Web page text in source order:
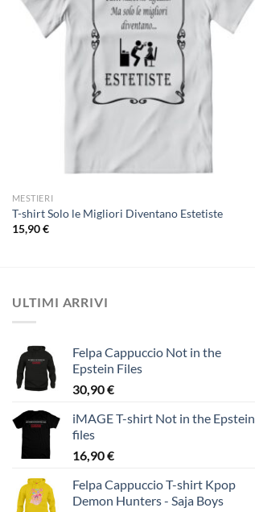
MESTIERI
T-shirt Solo le Migliori Diventano Estetiste
15,90€
ULTIMI ARRIVI
Felpa Cappuccio Not in the
Epstein Files
30,90€
iMAGE T-shirt Not in the Epstein
files
16,90€
Felpa Cappuccio T-shirt Kpop
Demon Hunters - Saja Boys